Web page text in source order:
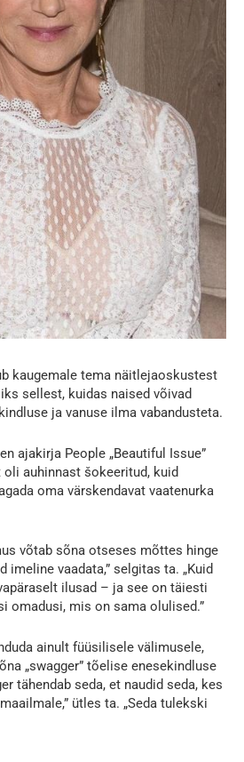
kaugemale tema näitlejaoskustest
sellest, kuidas naised võivad
ja vanuse ilma vabandusteta.
ajakirja People „Beautiful Issue”
oli auhinnast šokeeritud, kuid
oma värskendavat vaatenurka
võtab sõna otseses mõttes hinge
imeline vaadata,” selgitas ta. „Kuid
ilusad – ja see on täiesti
omadusi, mis on sama olulised.”
ainult füüsilisele välimusele,
„swagger” tõelise enesekindluse
tähendab seda, et naudid seda, kes
ütles ta. „Seda tulekski